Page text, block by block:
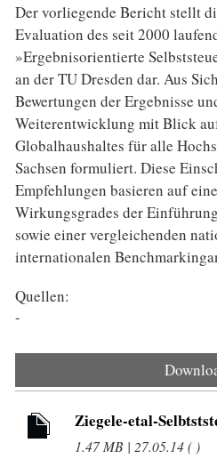
Der vorliegende Bericht stellt
Evaluation des seit 2000
»Ergebnisorientierte
an der TU Dresden dar. Aus
Bewertungen der Ergebnisse
Weiterentwicklung mit Blick
Globalhaushaltes für alle
Sachsen formuliert. Diese
Empfehlungen basieren auf
Wirkungsgrades der
sowie einer vergleichenden
internationalen
Quellen:
-
Ziegele-etal-
1.47 MB | 27.05.14 ( )